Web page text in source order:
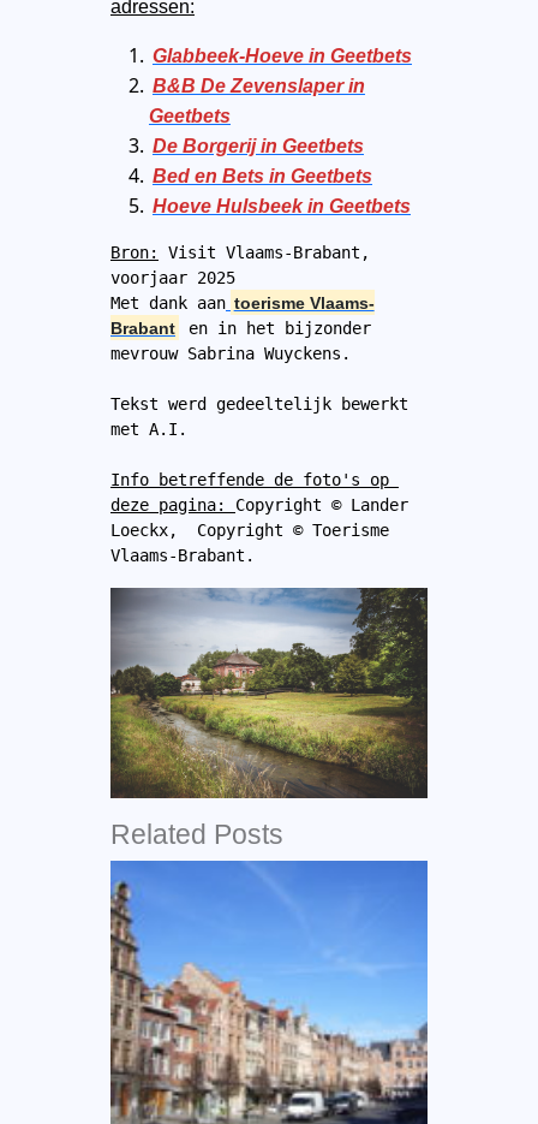
adressen:
Glabbeek-Hoeve in Geetbets
B&B De Zevenslaper in
Geetbets
De Borgerij in Geetbets
Bed en Bets in Geetbets
Hoeve Hulsbeek in Geetbets
Bron:
Visit Vlaams-Brabant,
voorjaar 2025
Met dank aan toerisme Vlaams-
Brabant
en in het bijzonder
mevrouw Sabrina Wuyckens.
Tekst werd gedeeltelijk bewerkt
met A.I.
Info betreffende de foto's op
deze pagina: Copyright © Lander
Loeckx,  Copyright © Toerisme
Vlaams-Brabant.
Related Posts